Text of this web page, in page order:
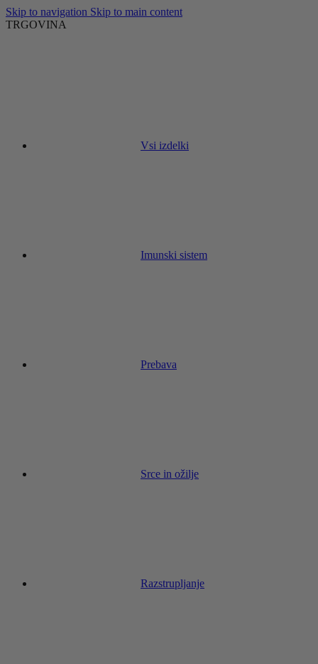
Skip to navigation Skip to main content
TRGOVINA
Vsi izdelki
Imunski sistem
Prebava
Srce in ožilje
Razstrupljanje